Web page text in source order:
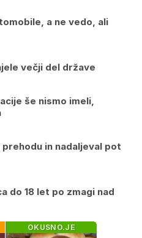
a ne vedo, ali
večji del države
še nismo imeli,
in nadaljeval pot
do 18 let po zmagi nad
OKUSNO.JE